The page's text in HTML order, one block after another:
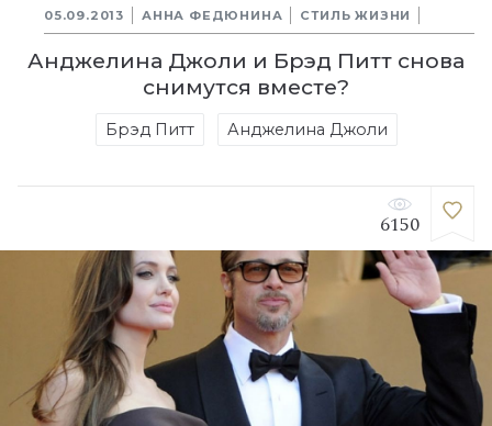
05.09.2013 АННА ФЕДЮНИНА СТИЛЬ ЖИЗНИ
Анджелина Джоли и Брэд Питт снова
снимутся вместе?
Брэд Питт Анджелина Джоли
6150